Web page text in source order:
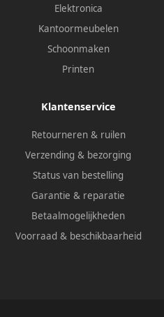
Elektronica
Kantoormeubelen
Schoonmaken
Printen
Klantenservice
Retourneren & ruilen
Verzending & bezorging
Status van bestelling
Garantie & reparatie
Betaalmogelijkheden
Voorraad & beschikbaarheid